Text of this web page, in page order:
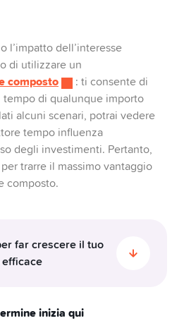
l’impatto dell’interesse
di utilizzare un
composto
: ti consente di
di qualunque importo
alcuni scenari, potrai vedere
tempo influenza
degli investimenti. Pertanto,
trarre il massimo vantaggio
composto.
far crescere il tuo
vantaggio dal potere
inizia qui